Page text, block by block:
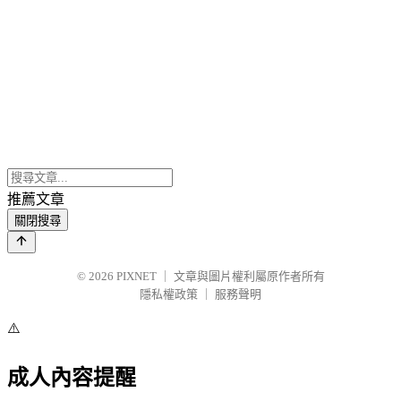
推薦文章
關閉搜尋
© 2026 PIXNET
文章與圖片權利屬原作者所有
隱私權政策
服務聲明
⚠️
成人內容提醒